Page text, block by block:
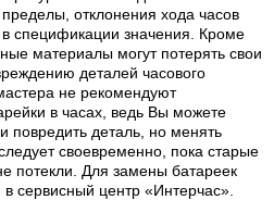
отклонения хода часов
спецификации значения. Кроме
материалы могут потерять свои
деталей часового
не рекомендуют
в часах, ведь Вы можете
повредить деталь, но менять
своевременно, пока старые
потекли. Для замены батареек
сервисный центр «Интерчас».